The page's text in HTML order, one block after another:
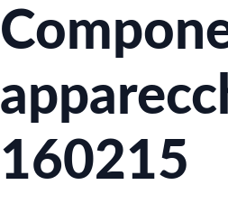
160215